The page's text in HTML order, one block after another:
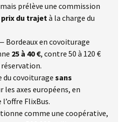
prélève une commission
prix du trajetà la charge du
Bordeaux en covoiturage
25 à 40 €, contre 50 à 120 €
réservation.
du covoiturage sans
les axes européens, en
FlixBus.
comme une coopérative,